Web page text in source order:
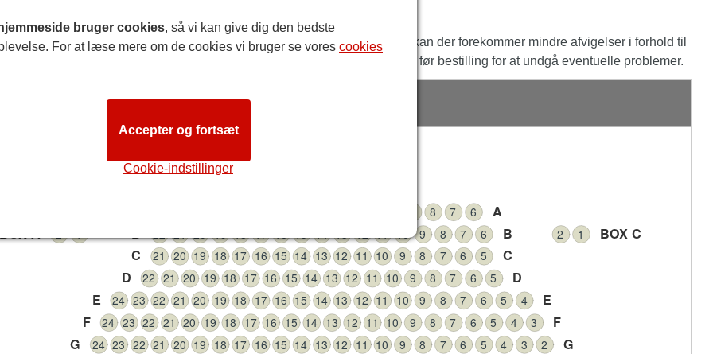
: Skønt vi tilstræber at sikre, at pladsoversigten er så nøjagtig som mulig, kan der forekommer mindre afvigelser i forhold til
grundplan. Vi anbefaler, at kunder med særlige behov kontakter os før bestilling for at undgå eventuelle problemer.
6
7
8 A
6
7
8
9
B B
5
6
7
8
9
10
11
12
13
14
15
16
17
18
19
20
21
C C
5
6
7
8
9
10
11
12
13
14
15
16
17
18
19
20
21
22
D D
4
5
6
7
8
9
10
11
12
13
14
15
16
17
18
19
20
21
22
23
24
E E
3
4
5
6
7
8
9
10
11
12
13
14
15
16
17
18
19
20
21
22
23
24
F F
2
3
4
5
6
7
8
9
10
11
12
13
14
15
16
17
18
19
20
21
22
23
24
G G
BOX A 1
2 BOX C
bruger cookies, så vi kan give dig den bedste
For at læse mere om de cookies vi bruger se vores cookies
Cookie-indstillinger
Accepter og fortsæt